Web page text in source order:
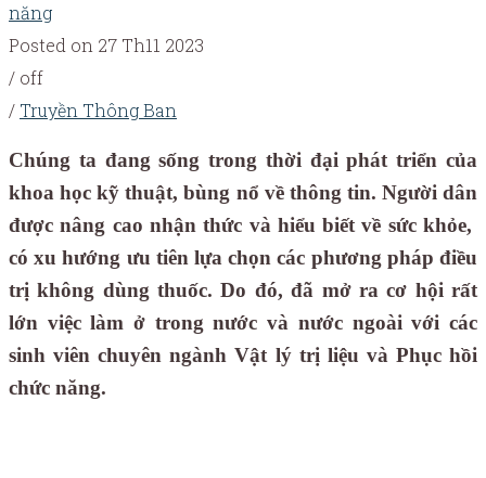
năng
Posted on 27 Th11 2023
/ off
/ Truyền Thông Ban
Chúng ta đang sống trong thời đại phát triển của
khoa học kỹ thuật, bùng nổ về thông tin. Người dân
được nâng cao nhận thức và hiểu biết về sức khỏe,
có xu hướng ưu tiên lựa chọncác phương pháp điều
trị không dùng thuốc. Do đó, đã mở ra cơ hội rất
lớn việc làm ở trong nướcvà nước ngoài với các
sinh viên chuyên ngànhVật lý trị liệu và Phục hồi
chức năng.